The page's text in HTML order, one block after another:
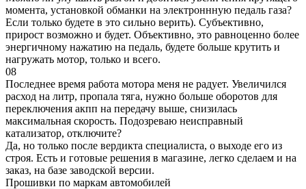
момента, установкой обманки на электроннную педаль газа?
Если только будете в это сильно верить). Субъективно,
прирост возможно и будет. Объективно, это равноценно более
энергичному нажатию на педаль, будете больше крутить и
нагружать мотор, только и всего.
08
Последнее время работа мотора меня не радует. Увеличился
расход на литр, пропала тяга, нужно больше оборотов для
переключения акпп на передачу выше, снизилась
максимальная скорость. Подозреваю неисправный
катализатор, отключите?
Да, но только после вердикта специалиста, о выходе его из
строя. Есть и готовые решения в магазине, легко сделаем и на
заказ, на базе заводской версии.
Прошивки по маркам автомобилей